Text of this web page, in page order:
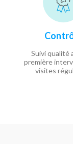
Suivi qualité
première
visites